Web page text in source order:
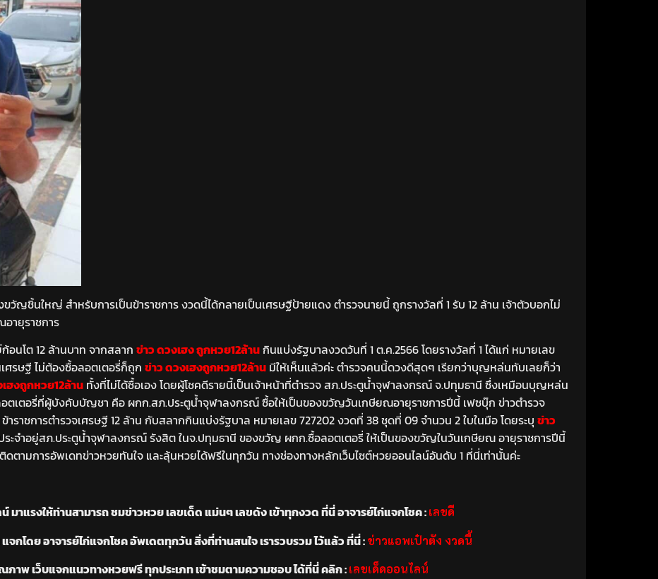
ขวัญชิ้นใหญ่ สำหรับการเป็นข้าราชการ งวดนี้ได้กลายเป็นเศรษฐีป้ายแดง ตำรวจนายนี้ ถูกรางวัลที่ 1 รับ 12 ล้าน เจ้าตัวบอกไม่
ายุราชการ
นโต 12 ล้านบาท จากสลาก ข่าว ดวงเฮง ถูกหวย12ล้านกินแบ่งรัฐบาลงวดวันที่ 1 ต.ค.2566 โดยรางวัลที่ 1 ได้แก่ หมายเลข
ศรษฐี ไม่ต้องซื้อลอตเตอรี่ก็ถูก ข่าว ดวงเฮงถูกหวย12ล้าน มีให้เห็นแล้วค่ะ ตำรวจคนนี้ดวงดีสุดๆ เรียกว่าบุญหล่นทับเลยก็ว่า
ฮงถูกหวย12ล้าน ทั้งที่ไม่ได้ซื้อเอง โดยผู้โชคดีรายนี้เป็นเจ้าหน้าที่ตำรวจ สภ.ประตูน้ำจุฬาลงกรณ์ จ.ปทุมธานี ซึ่งเหมือนบุญหล่น
ตเตอรี่ที่ผู้บังคับบัญชา คือ ผกก.สภ.ประตูน้ำจุฬาลงกรณ์ ซื้อให้เป็นของขวัญวันเกษียณอายุราชการปีนี้ เฟซบุ๊ก ข่าวตำรวจ
ข้าราชการตำรวจเศรษฐี 12 ล้าน กับสลากกินแบ่งรัฐบาล หมายเลข 727202 งวดที่ 38 ชุดที่ 09 จำนวน 2 ใบในมือ โดยระบุ ข่าว
ระจำอยู่สภ.ประตูน้ำจุฬาลงกรณ์ รังสิต ในจ.ปทุมธานี ของขวัญ ผกก.ซื้อลอตเตอรี่ ให้เป็นของขวัญในวันเกษียณ อายุราชการปีนี้
ดตามการอัพเดทข่าวหวยทันใจ และลุ้นหวยได้ฟรีในทุกวัน ทางช่องทางหลักเว็บไซต์หวยออนไลน์อันดับ 1 ที่นี่เท่านั้นค่ะ
มาแรงให้ท่านสามารถ ชมข่าวหวย เลขเด็ด แม่นๆ เลขดัง เข้าทุกงวด ที่นี่ อาจารย์ไก่แจกโชค :เลขดี
กโดย อาจารย์ไก่แจกโชค อัพเดตทุกวัน สิ่งที่ท่านสนใจ เรารวบรวม ไว้แล้ว ที่นี่ :ข่าวแอพเป๋าตัง งวดนี้
าพ เว็บแจกแนวทางหวยฟรี ทุกประเภท เข้าชมตามความชอบ ได้ที่นี่ คลิก :เลขเด็ดออนไลน์